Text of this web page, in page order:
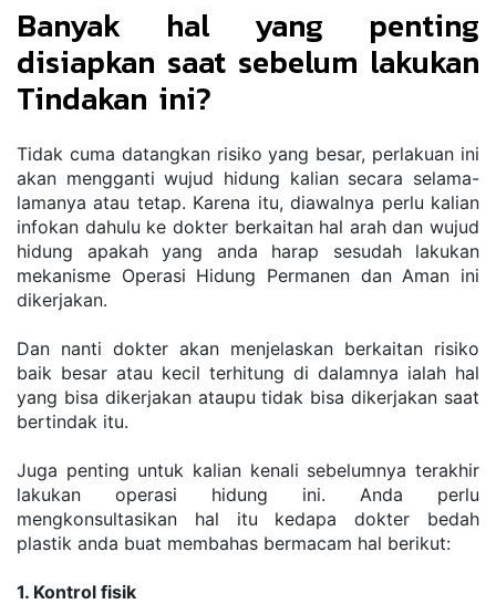
Banyak hal yang penting
disiapkan saat sebelum lakukan
Tindakan ini?
Tidak cuma datangkan risiko yang besar, perlakuan ini
akan mengganti wujud hidung kalian secara selama-
lamanya atau tetap. Karena itu, diawalnya perlu kalian
infokan dahulu ke dokter berkaitan hal arah dan wujud
hidung apakah yang anda harap sesudah lakukan
mekanisme Operasi Hidung Permanen dan Aman ini
dikerjakan.
Dan nanti dokter akan menjelaskan berkaitan risiko
baik besar atau kecil terhitung di dalamnya ialah hal
yang bisa dikerjakan ataupu tidak bisa dikerjakan saat
bertindak itu.
Juga penting untuk kalian kenali sebelumnya terakhir
lakukan operasi hidung ini. Anda perlu
mengkonsultasikan hal itu kedapa dokter bedah
plastik anda buat membahas bermacam hal berikut:
1. Kontrol fisik